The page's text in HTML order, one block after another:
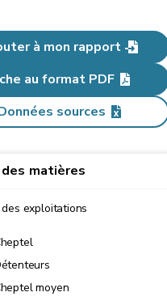
à mon rapport
au format PDF
sources
matières
exploitations
moyen